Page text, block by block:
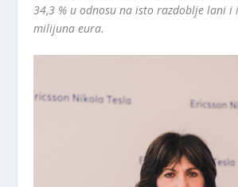
34,3 % u odnosu na isto razdoblje lani i
milijuna eura.